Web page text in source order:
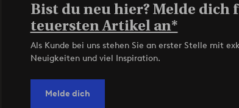
Bist du neu hier? Melde dich
teuersten Artikel an*
Als Kunde bei uns stehen Sie an erster Stelle mit
Neuigkeiten und viel Inspiration.
Melde dich